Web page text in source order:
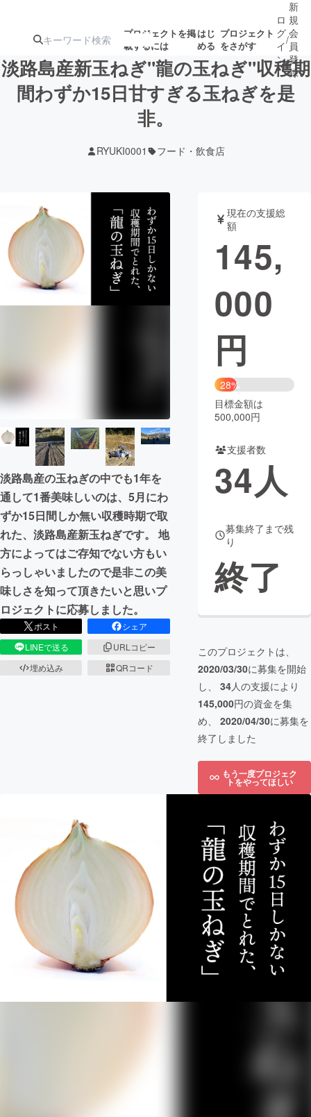
プロジェクトを掲
載するには
はじ
める
プロジェクト
をさがす
注目の新着プロ
テクノロジー・ガジェット
映像・映画 書籍・雑誌
チャレンジ
CAMPFIRE Creation
コミュニティ
ロ
グ
イ
ン
/
新
規
会
員
登
録
淡路島産新玉ねぎ"龍の玉ねぎ"収穫期
間わずか15日甘すぎる玉ねぎを是
非。
RYUKI0001 フード・飲食店
淡路島産の玉ねぎの中でも1年を
通して1番美味しいのは、5月にわ
ずか15日間しか無い収穫時期で取
れた、淡路島産新玉ねぎです。 地
方によってはご存知でない方もい
らっしゃいましたので是非この美
味しさを知って頂きたいと思いプ
ロジェクトに応募しました。
ポスト
シェア
LINEで送る
URLコピー
埋め込み
QRコード
現在の支援総
額
145,
000
円
28%
目標金額は
500,000円
支援者数
34人
募集終了まで残
り
終了
このプロジェクトは、
2020/03/30に募集を開始
し、 34人の支援により
145,000円の資金を集
め、 2020/04/30に募集を
終了しました
もう一度プロジェク
トをやってほしい